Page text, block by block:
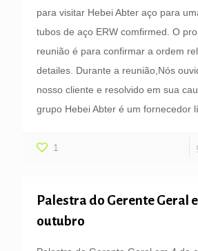
para visitar Hebei Abter aço para
tubos de aço ERW comfirmed. O
reunião é para confirmar a ordem
detailes. Durante a reunião,Nós
nosso cliente e resolvido em sua
grupo Hebei Abter é um fornecedor
1
Palestra do Gerente Geral
outubro